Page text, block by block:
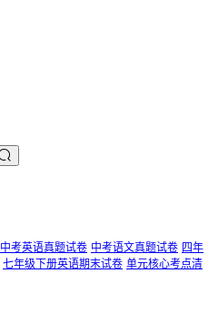
中考英语真题试卷 中考语文真题试卷 四年
七年级下册英语期末试卷 单元核心考点清